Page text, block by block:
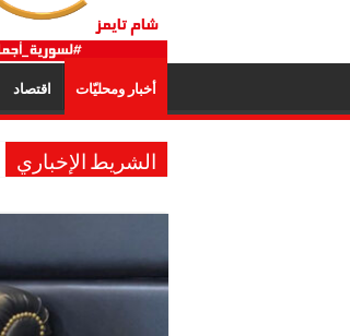
أخبار ومحليّات اقتصاد
الشريط الإخباري